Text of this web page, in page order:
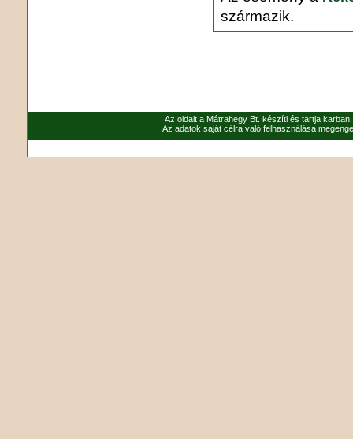
származik.
Az oldalt a Mátrahegy Bt. készíti és tartja
Az adatok saját célra való felhasználása